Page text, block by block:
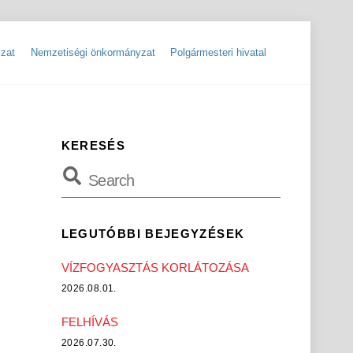
Nemzetiségi önkormányzat Polgármesteri hivatal
KERESÉS
LEGUTÓBBI BEJEGYZÉSEK
VÍZFOGYASZTÁS KORLÁTOZÁSA
2026.08.01.
FELHÍVÁS
2026.07.30.